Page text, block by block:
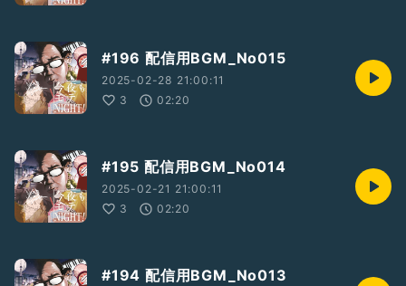
#196 配信用BGM_No015
2025-02-28 21:00:11
3
02:20
#195 配信用BGM_No014
2025-02-21 21:00:11
3
02:20
#194 配信用BGM_No013